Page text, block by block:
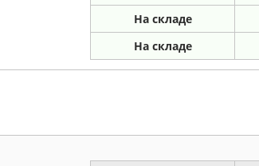
На складе
На складе